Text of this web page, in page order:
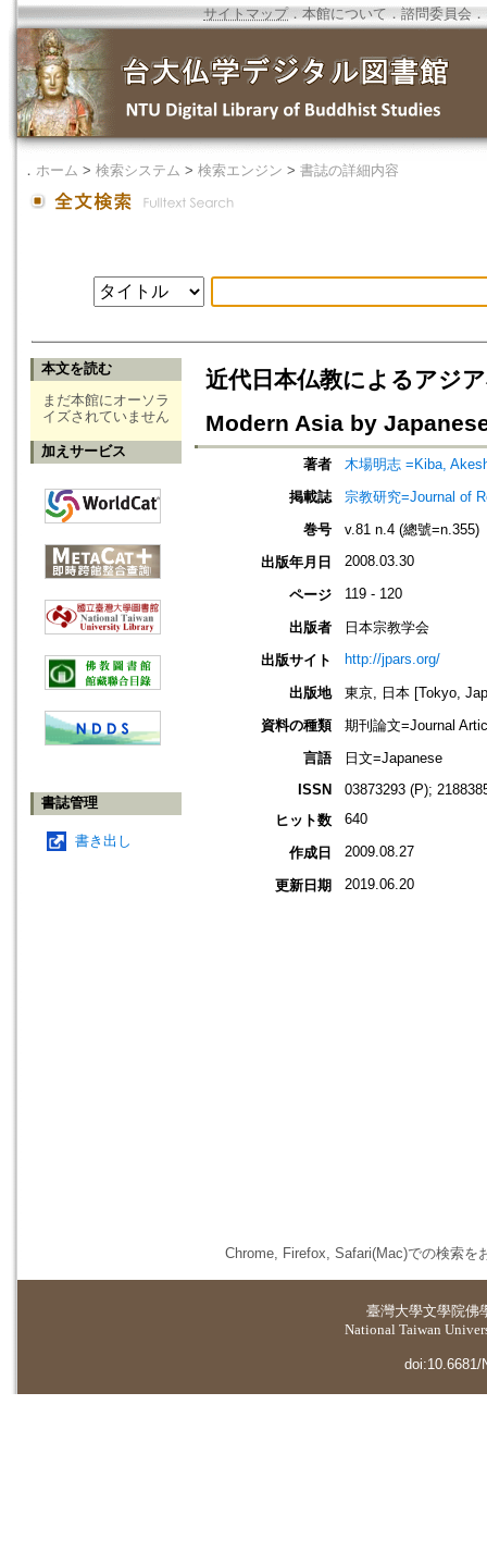
サイトマップ．本館について ． 諮問委員会 ．
． ホーム > 検索システム > 検索エンジン > 書誌の詳細内容
本文を読む
まだ本館にオーソラ
イズされていません
加えサービス
書誌管理
書き出し
近代日本仏教によるアジ
Modern Asia by
著者
木場明志 =Kiba,
掲載誌
宗教研究=Journal of
巻号
v.81 n.4 (總號=n.355)
出版年月日
2008.03.30
ページ 119 - 120
出版者
日本宗教学会
出版サイト
http://jpars.org/
出版地
東京, 日本 [Tokyo,
資料の種類
期刊論文=Journal
言語
日文=Japanese
ISSN
03873293 (P);
ヒット数
640
作成日 2009.08.27
更新日期 2019.06.20
Chrome, Firefox, Safari(Mac)での検索を
臺灣大學文學院佛
National Taiwan
doi:10.6681/